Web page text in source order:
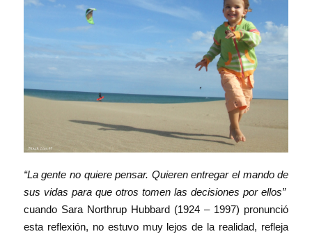
“La gente no quiere pensar. Quieren entregar el mando de
sus vidas para que otros tomen las decisiones por ellos”
cuando Sara Northrup Hubbard (1924 – 1997) pronunció
esta reflexión, no estuvo muy lejos de la realidad, refleja